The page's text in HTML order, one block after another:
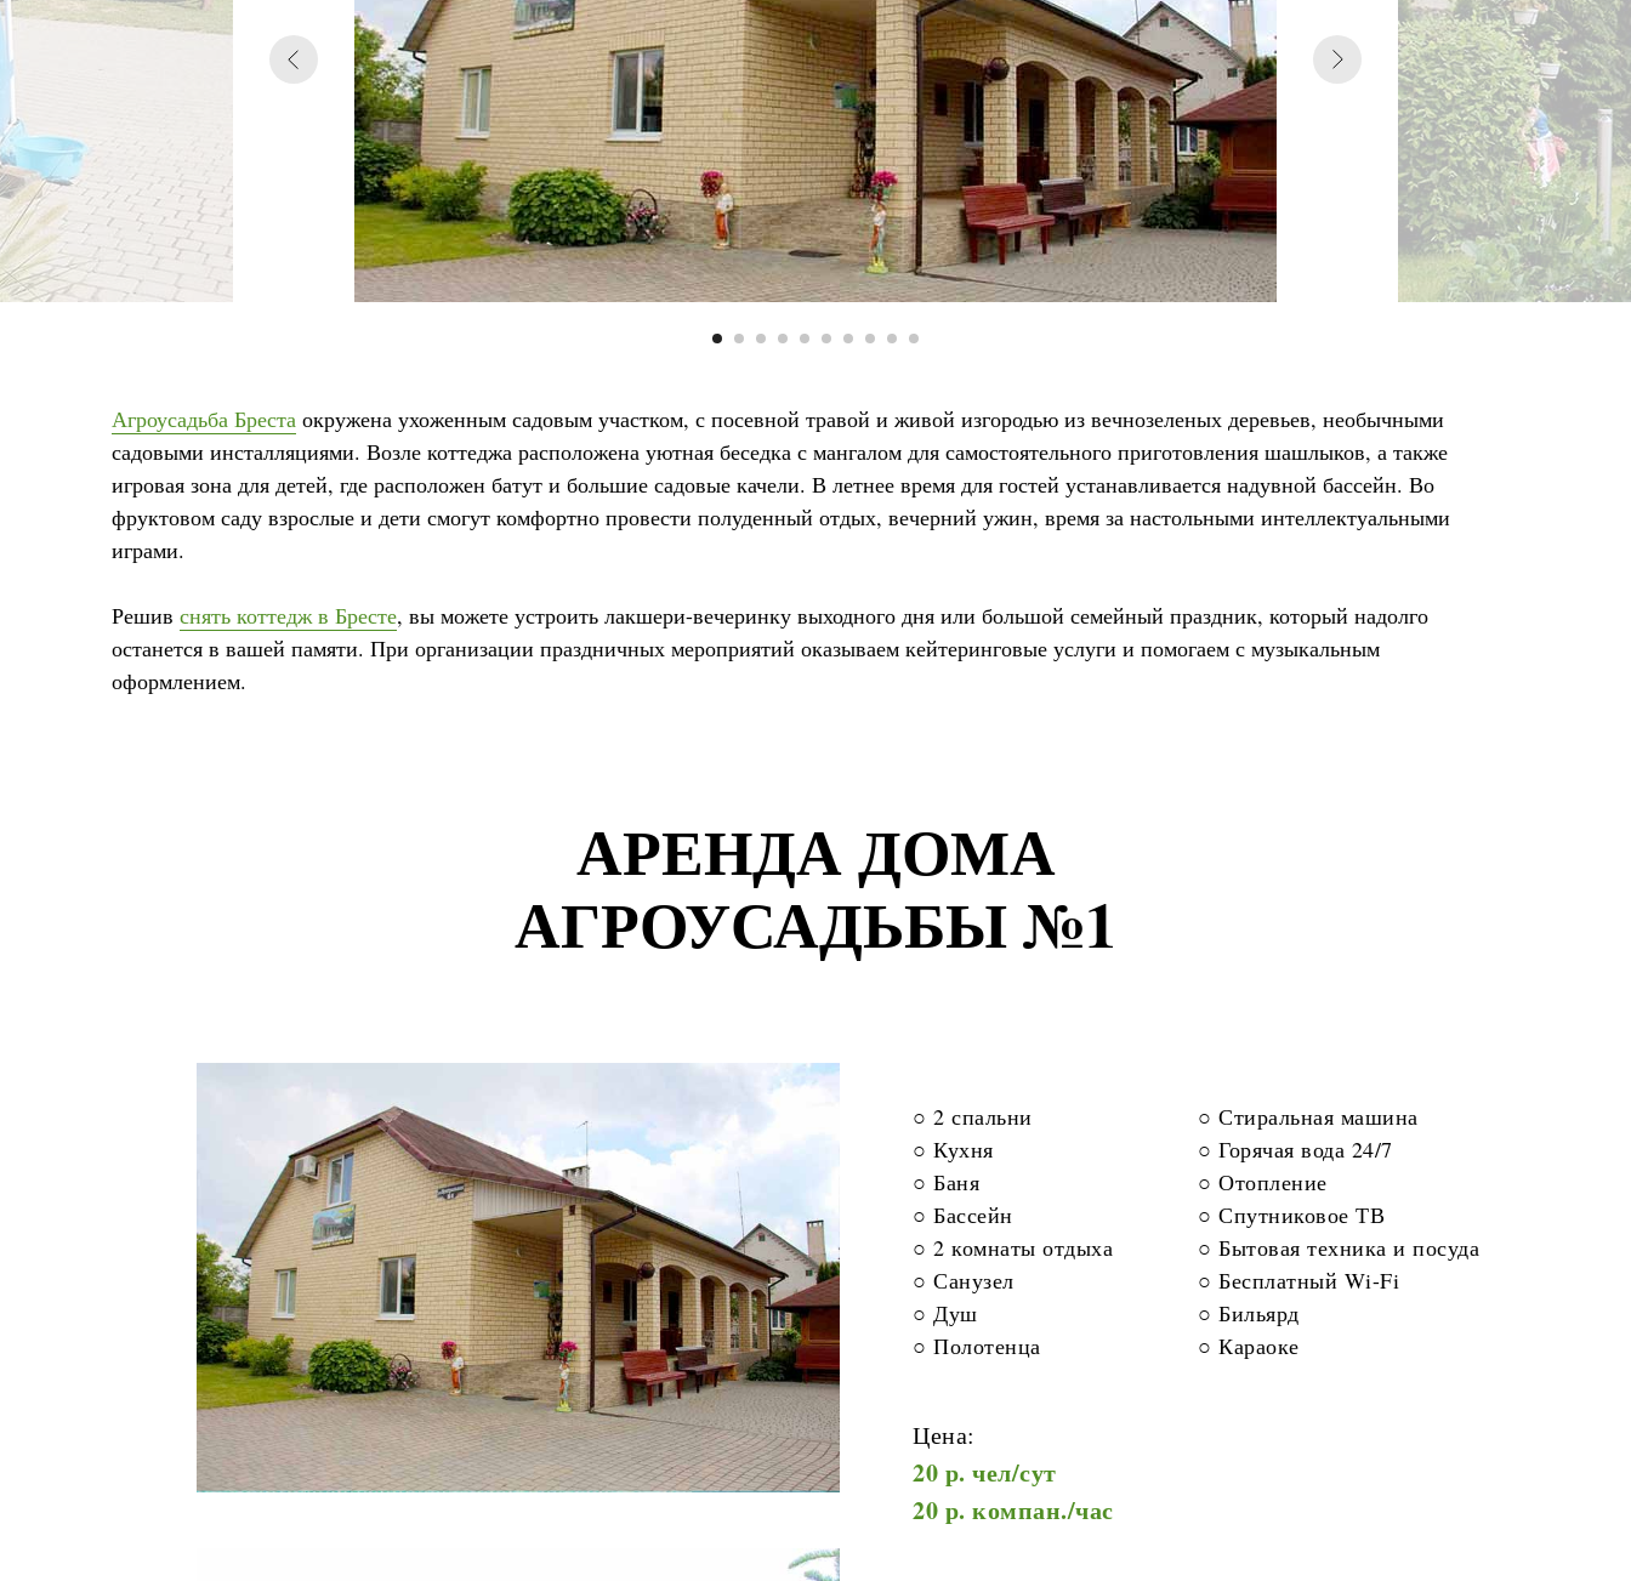
Агроусадьба Бреста окружена ухоженным садовым участком, с посевной травой и живой изгородью из вечнозеленых деревьев, необычными
садовыми инсталляциями. Возле коттеджа расположена уютная беседка с мангалом для самостоятельного приготовления шашлыков, а также
игровая зона для детей, где расположен батут и большие садовые качели. В летнее время для гостей устанавливается надувной бассейн. Во
фруктовом саду взрослые и дети смогут комфортно провести полуденный отдых, вечерний ужин, время за настольными интеллектуальными
играми.
Решив снять коттедж в Бресте, вы можете устроить лакшери-вечеринку выходного дня или большой семейный праздник, который надолго
останется в вашей памяти. При организации праздничных мероприятий оказываем кейтеринговые услуги и помогаем с музыкальным
оформлением.
АРЕНДА ДОМА
АГРОУСАДЬБЫ №1
○ 2 спальни
○ Кухня
○ Баня
○ Бассейн
○ 2 комнаты отдыха
○ Санузел
○ Душ
○ Полотенца
○ Стиральная машина
○ Горячая вода 24/7
○ Отопление
○ Спутниковое ТВ
○ Бытовая техника и посуда
○ Бесплатный Wi-Fi
○ Бильярд
○ Караоке
Цена:
20 р. чел/сут
20 р. компан./час